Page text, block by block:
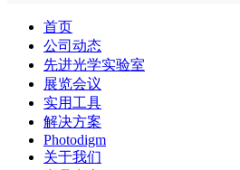
首页
公司动态
先进光学实验室
展览会议
实用工具
解决方案
Photodigm
关于我们